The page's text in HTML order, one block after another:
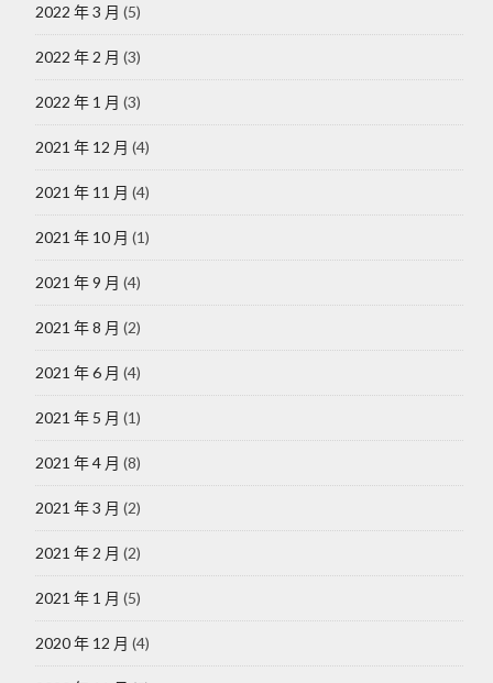
2022 年 3 月 (5)
2022 年 2 月 (3)
2022 年 1 月 (3)
2021 年 12 月 (4)
2021 年 11 月 (4)
2021 年 10 月 (1)
2021 年 9 月 (4)
2021 年 8 月 (2)
2021 年 6 月 (4)
2021 年 5 月 (1)
2021 年 4 月 (8)
2021 年 3 月 (2)
2021 年 2 月 (2)
2021 年 1 月 (5)
2020 年 12 月 (4)